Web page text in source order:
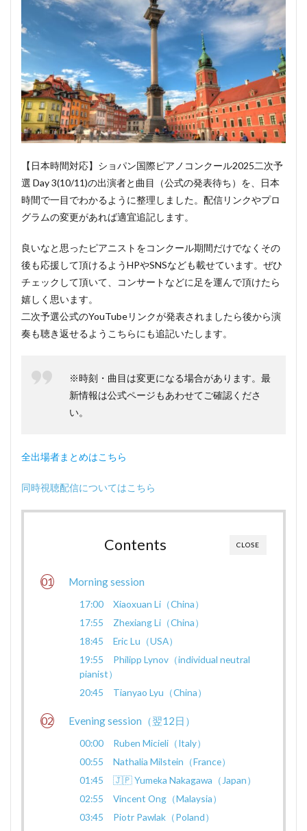
【日本時間対応】ショパン国際ピアノコンクール2025二次予
選 Day 3(10/11)の出演者と曲目（公式の発表待ち）を、日本
時間で一目でわかるように整理しました。配信リンクやプロ
グラムの変更があれば適宜追記します。
良いなと思ったピアニストをコンクール期間だけでなくその
後も応援して頂けるようHPやSNSなども載せています。ぜひ
チェックして頂いて、コンサートなどに足を運んで頂けたら
嬉しく思います。
二次予選公式のYouTubeリンクが発表されましたら後から演
奏も聴き返せるようこちらにも追記いたします。
※時刻・曲目は変更になる場合があります。最
新情報は公式ページもあわせてご確認くださ
い。
全出場者まとめはこちら
同時視聴配信についてはこちら
CLOSE
Contents
Morning session
17:00 Xiaoxuan Li（China）
17:55 Zhexiang Li（China）
18:45 Eric Lu（USA）
19:55 Philipp Lynov（individual neutral
pianist）
20:45 Tianyao Lyu（China）
Evening session（翌12日）
00:00 Ruben Micieli（Italy）
00:55 Nathalia Milstein（France）
01:45 🇯🇵 Yumeka Nakagawa（Japan）
02:55 Vincent Ong（Malaysia）
03:45 Piotr Pawlak（Poland）